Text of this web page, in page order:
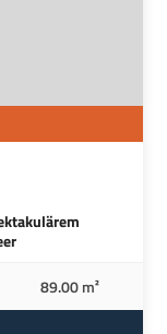
89.00 m²